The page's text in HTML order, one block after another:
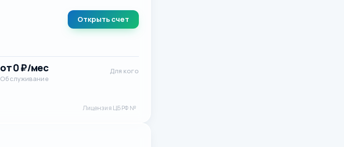
Открыть счет
от 0 ₽/мес
Обслуживание
Для кого
Лицензия ЦБ РФ №